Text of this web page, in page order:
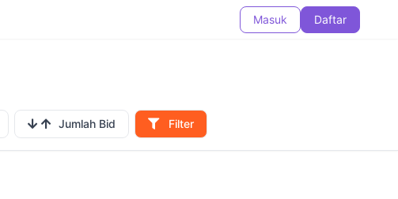
Masuk Daftar
Jumlah Bid Filter